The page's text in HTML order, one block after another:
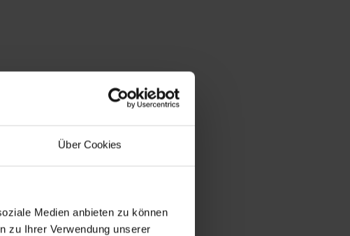
Über Cookies
Medien anbieten zu können
zu Ihrer Verwendung unserer